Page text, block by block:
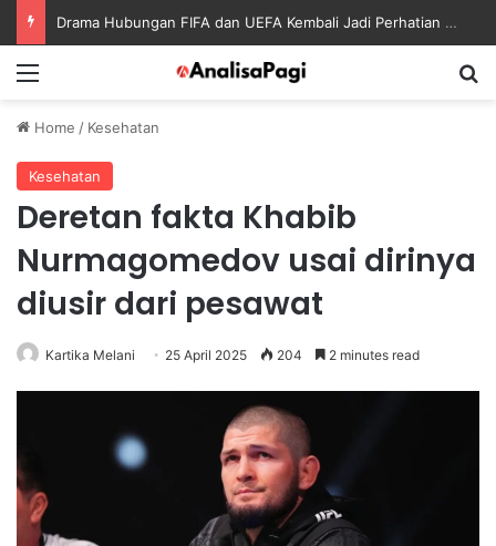
Drama Hubungan FIFA dan UEFA Kembali Jadi Perhatian Dunia Sepak Bola
Home / Kesehatan
Kesehatan
Deretan fakta Khabib
Nurmagomedov usai dirinya
diusir dari pesawat
Kartika Melani 25 April 2025 204 2 minutes read